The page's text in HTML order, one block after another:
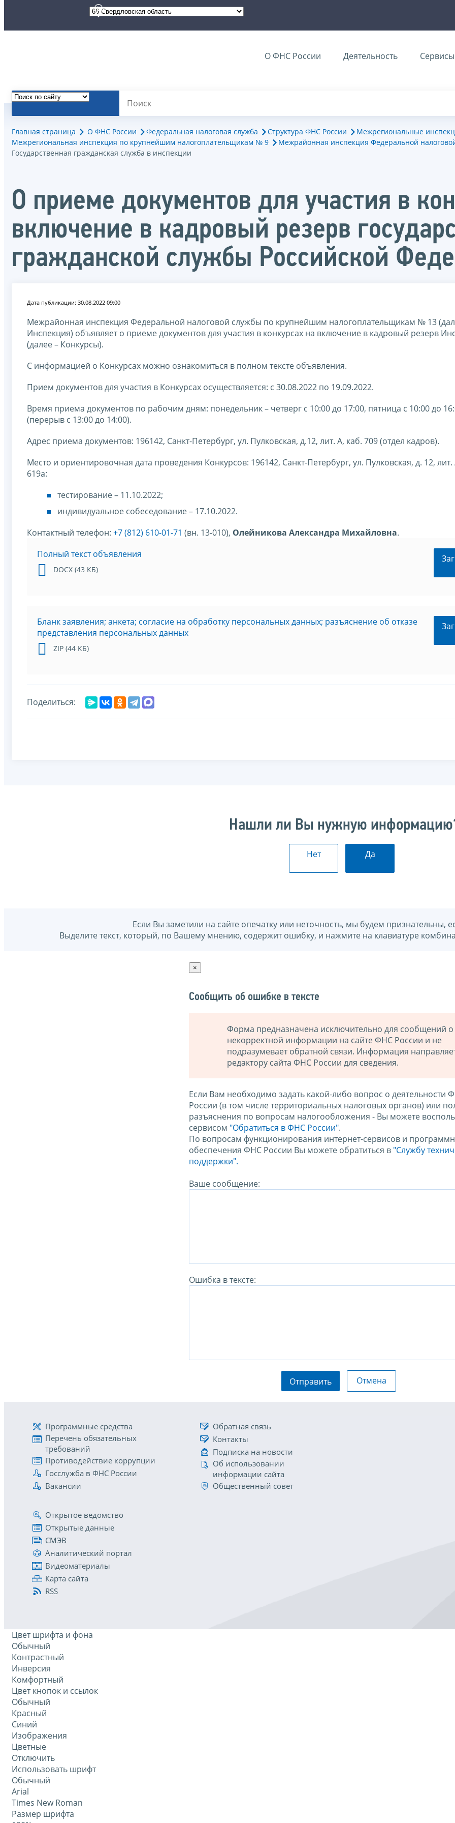
О ФНС России Деятельность Сервисы
Главная страница О ФНС России Федеральная налоговая служба Структура ФНС России
Межрегиональные
Межрегиональная инспекция по крупнейшим налогоплательщикам № 9
Межрайонная инспекция Федеральной
Государственная гражданская служба в инспекции
О приеме документов для участия в
включение в кадровый резерв
гражданской службы Российской
Дата публикации: 30.08.2022 09:00
Межрайонная инспекция Федеральной налоговой службы по крупнейшим налогоплательщикам № 13
Инспекция) объявляет о приеме документов для участия в конкурсах на включение в кадровый резерв
(далее – Конкурсы).
С информацией о Конкурсах можно ознакомиться в полном тексте объявления.
Прием документов для участия в Конкурсах осуществляется: с 30.08.2022 по 19.09.2022.
Время приема документов по рабочим дням: понедельник – четверг с 10:00 до 17:00, пятница с 10:00 до
(перерыв с 13:00 до 14:00).
Адрес приема документов: 196142, Санкт-Петербург, ул. Пулковская, д.12, лит. А, каб. 709 (отдел кадров).
Место и ориентировочная дата проведения Конкурсов: 196142, Санкт-Петербург, ул. Пулковская, д. 12, лит.
619а:
тестирование – 11.10.2022;
индивидуальное собеседование – 17.10.2022.
Контактный телефон: +7 (812) 610-01-71 (вн. 13-010), Олейникова Александра Михайловна.
Полный текст объявления
DOCX (43 КБ)
Бланк заявления; анкета; согласие на обработку персональных данных; разъяснение об отказе
представления персональных данных
ZIP (44 КБ)
Поделиться:
Нашли ли Вы нужную
Нет Да
Если Вы заметили на сайте опечатку или неточность, мы будем признательны,
Выделите текст, который, по Вашему мнению, содержит ошибку, и нажмите на клавиатуре
×
Сообщить об ошибке в тексте
Форма предназначена исключительно для сообщений о
некорректной информации на сайте ФНС России и не
подразумевает обратной связи. Информация
редактору сайта ФНС России для сведения.
Если Вам необходимо задать какой-либо вопрос о деятельности
России (в том числе территориальных налоговых органов) или
разъяснения по вопросам налогообложения - Вы можете
сервисом "Обратиться в ФНС России".
По вопросам функционирования интернет-сервисов и
обеспечения ФНС России Вы можете обратиться в "Службу
поддержки".
Ваше сообщение:
Ошибка в тексте:
Отправить Отмена
Программные средства
Перечень обязательных
требований
Противодействие коррупции
Госслужба в ФНС России
Вакансии
Обратная связь
Контакты
Подписка на новости
Об использовании
информации сайта
Общественный совет
Открытое ведомство
Открытые данные
СМЭВ
Аналитический портал
Видеоматериалы
Карта сайта
RSS
Цвет шрифта и фона
Обычный
Контрастный
Инверсия
Комфортный
Цвет кнопок и ссылок
Обычный
Красный
Синий
Изображения
Цветные
Отключить
Использовать шрифт
Обычный
Arial
Times New Roman
Размер шрифта